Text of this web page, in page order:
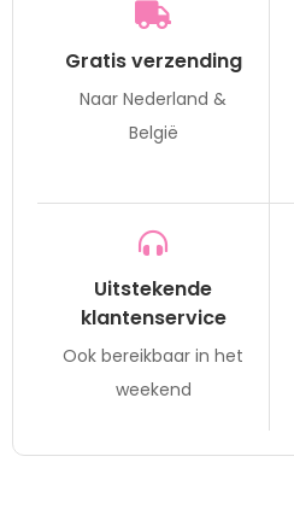
Gratis verzending
Naar Nederland &
België
Uitstekende
klantenservice
Ook bereikbaar in het
weekend